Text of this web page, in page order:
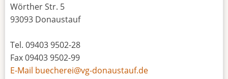
Wörther Str. 5
93093 Donaustauf
Tel. 09403 9502-28
Fax 09403 9502-99
E-Mail buecherei@vg-donaustauf.de